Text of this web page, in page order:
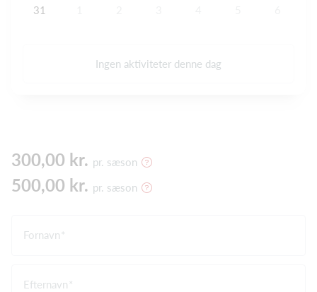
31
Ingen aktiviteter denne dag
300,00 kr. pr. sæson
500,00 kr. pr. sæson
Fornavn
Efternavn